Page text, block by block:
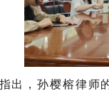
出，孙樱榕律师